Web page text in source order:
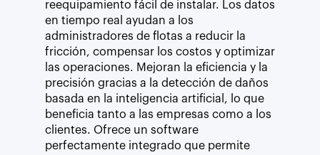
reequipamiento fácil de instalar. Los datos
en tiempo real ayudan a los
administradores de flotas a reducir la
fricción, compensar los costos y optimizar
las operaciones. Mejoran la eficiencia y la
precisión gracias a la detección de daños
basada en la inteligencia artificial, lo que
beneficia tanto a las empresas como a los
clientes. Ofrece un software
perfectamente integrado que permite